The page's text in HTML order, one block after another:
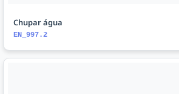
Chupar água
EN_997.2